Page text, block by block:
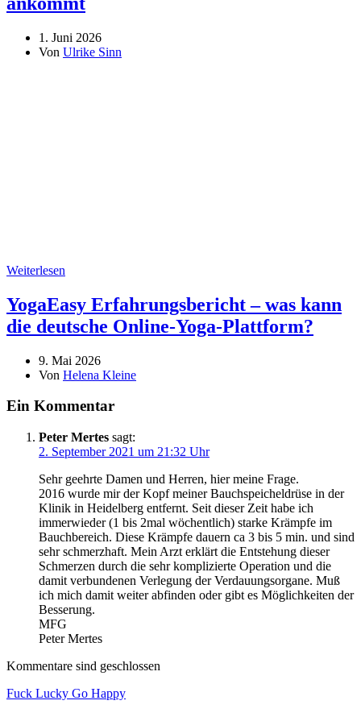
1. Juni 2026
Von Ulrike Sinn
Weiterlesen
YogaEasy Erfahrungsbericht – was kann
die deutsche Online-Yoga-Plattform?
9. Mai 2026
Von Helena Kleine
Ein Kommentar
Peter Mertes sagt:
2. September 2021 um 21:32 Uhr
Sehr geehrte Damen und Herren, hier meine Frage.
2016 wurde mir der Kopf meiner Bauchspeicheldrüse in der
Klinik in Heidelberg entfernt. Seit dieser Zeit habe ich
immerwieder (1 bis 2mal wöchentlich) starke Krämpfe im
Bauchbereich. Diese Krämpfe dauern ca 3 bis 5 min. und sind
sehr schmerzhaft. Mein Arzt erklärt die Entstehung dieser
Schmerzen durch die sehr komplizierte Operation und die
damit verbundenen Verlegung der Verdauungsorgane. Muß
ich mich damit weiter abfinden oder gibt es Möglichkeiten der
Besserung.
MFG
Peter Mertes
Kommentare sind geschlossen
Fuck Lucky Go Happy